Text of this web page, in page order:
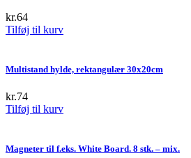
kr.64
Tilføj til kurv
Multistand hylde, rektangulær 30x20cm
kr.74
Tilføj til kurv
Magneter til f.eks. White Board. 8 stk. – mix.